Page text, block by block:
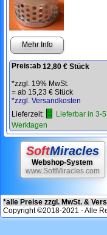
Mehr Info
Preis:ab 12,80 € Stück
*zzgl. 19% MwSt.
= ab 15,23 € Stück
*zzgl. Versandkosten
Lieferzeit:
Lieferbar in 3-5
Werktagen
SoftMiracles
Webshop-System
www.SoftMiracles.com
*alle Preise zzgl. MwSt. &
Copyright ©2018-2021 - Alle